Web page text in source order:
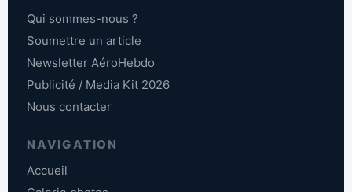
Qui sommes-nous ?
Soumettre un article
Newsletter AéroHebdo
Publicité / Media Kit 2026
Nous contacter
NAVIGATION
Accueil